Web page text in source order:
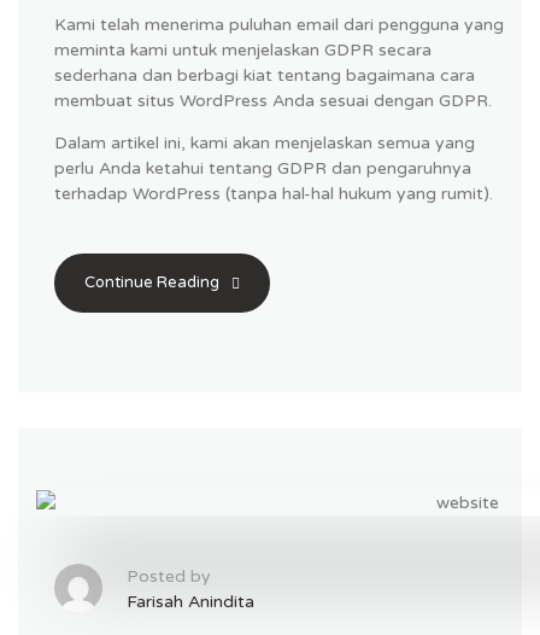
Kami telah menerima puluhan email dari pengguna yang
meminta kami untuk menjelaskan GDPR secara
sederhana dan berbagi kiat tentang bagaimana cara
membuat situs WordPress Anda sesuai dengan GDPR.
Dalam artikel ini, kami akan menjelaskan semua yang
perlu Anda ketahui tentang GDPR dan pengaruhnya
terhadap WordPress (tanpa hal-hal hukum yang rumit).
Continue Reading
Posted by
Farisah Anindita